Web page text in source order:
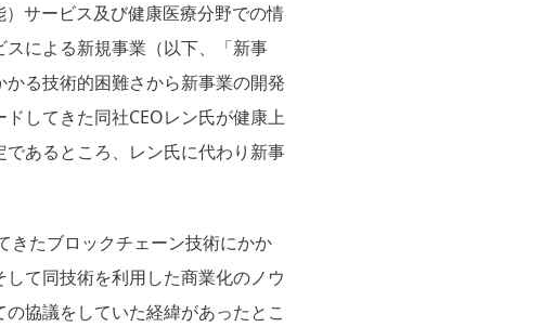
サービス及び健康医療分野での情
による新規事業（以下、「新事
る技術的困難さから新事業の開発
してきた同社CEOレン氏が健康上
あるところ、レン氏に代わり新事
きたブロックチェーン技術にかか
て同技術を利用した商業化のノウ
協議をしていた経緯があったとこ